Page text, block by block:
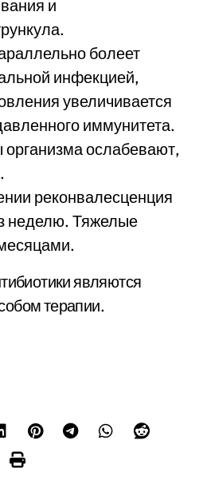
и
болеет
инфекцией,
увеличивается
иммунитета.
ослабевают,
реконвалесценция
неделю. Тяжелые
являются
терапии.